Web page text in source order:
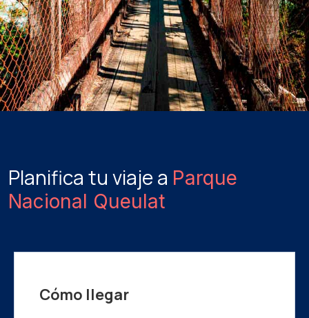
Planifica tu viaje a Parque
Nacional Queulat
Cómo llegar